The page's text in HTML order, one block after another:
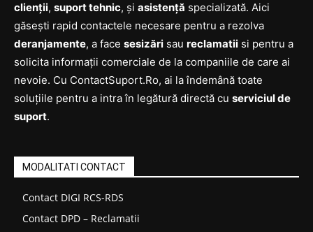
clienții, suport tehnic, și asistență specializată. Aici
găsești rapid contactele necesare pentru a rezolva
deranjamente, a face sesizări sau reclamatii si pentru a
solicita informații comerciale de la companiile de care ai
nevoie. Cu ContactSuport.Ro, ai la îndemână toate
soluțiile pentru a intra în legătură directă cu serviciul de
suport.
MODALITATI CONTACT
Contact DIGI RCS-RDS
Contact DPD – Reclamatii